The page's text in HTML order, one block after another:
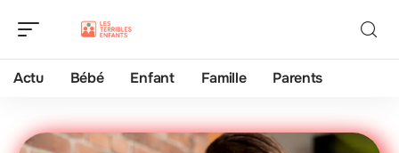
Actu Bébé Enfant Famille Parents